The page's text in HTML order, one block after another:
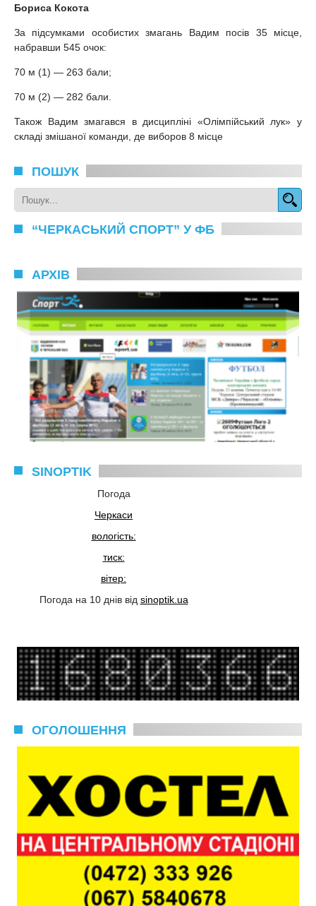
Бориса Кокота
За підсумками особистих змагань Вадим посів 35 місце,
набравши 545 очок:
70 м (1) — 263 бали;
70 м (2) — 282 бали.
Також Вадим змагався в дисципліні «Олімпійський лук» у
складі змішаної команди, де виборов 8 місце
ПОШУК
“ЧЕРКАСЬКИЙ СПОРТ” У ФБ
АРХІВ
SINOPTIK
Погода
Черкаси
вологість:
тиск:
вітер:
Погода на 10 днів від sinoptik.ua
ОГОЛОШЕННЯ